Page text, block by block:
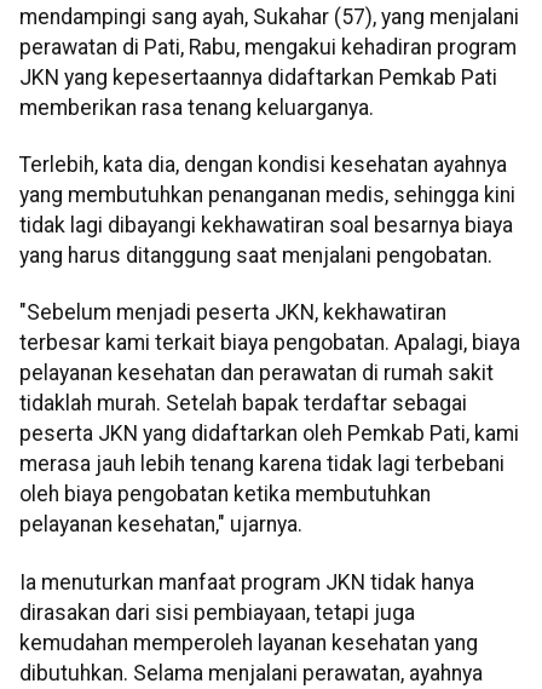
mendampingi sang ayah, Sukahar (57), yang menjalani
perawatan di Pati, Rabu, mengakui kehadiran program
JKN yang kepesertaannya didaftarkan Pemkab Pati
memberikan rasa tenang keluarganya.
Terlebih, kata dia, dengan kondisi kesehatan ayahnya
yang membutuhkan penanganan medis, sehingga kini
tidak lagi dibayangi kekhawatiran soal besarnya biaya
yang harus ditanggung saat menjalani pengobatan.
"Sebelum menjadi peserta JKN, kekhawatiran
terbesar kami terkait biaya pengobatan. Apalagi, biaya
pelayanan kesehatan dan perawatan di rumah sakit
tidaklah murah. Setelah bapak terdaftar sebagai
peserta JKN yang didaftarkan oleh Pemkab Pati, kami
merasa jauh lebih tenang karena tidak lagi terbebani
oleh biaya pengobatan ketika membutuhkan
pelayanan kesehatan," ujarnya.
Ia menuturkan manfaat program JKN tidak hanya
dirasakan dari sisi pembiayaan, tetapi juga
kemudahan memperoleh layanan kesehatan yang
dibutuhkan. Selama menjalani perawatan, ayahnya